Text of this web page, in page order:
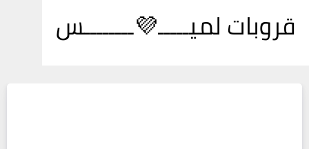
قروبات لميـــــ💜ــــــــس